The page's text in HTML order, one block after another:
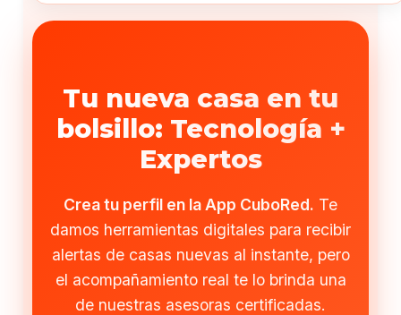
Tu nueva casa en tu
bolsillo: Tecnología +
Expertos
Crea tu perfil en la App CuboRed. Te
damos herramientas digitales para recibir
alertas de casas nuevas al instante, pero
el acompañamiento real te lo brinda una
de nuestras asesoras certificadas.